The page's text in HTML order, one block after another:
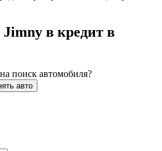
в кредит в
поиск автомобиля?
авто